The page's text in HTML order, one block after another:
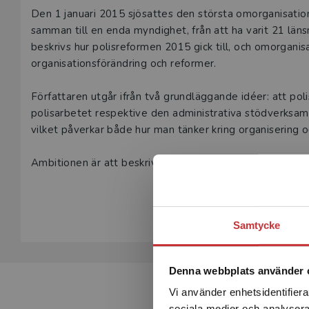
Samtycke
Denna webbplats använder
Vi använder
Beskrivning
Den 1 januari 2015 sjösattes den största
samman till en enda myndighet, från att ha varit 21
beskrivs hur polisreformen 2015 gick till, och
organisationsförändring och reformer.
Författaren utgår ifrån två grundläggande idéer: att
polisarbetet respektive den administrativa
vilket påverkar både hur man tänker kring
Ambitionen är att beskriva vad som hände, men också